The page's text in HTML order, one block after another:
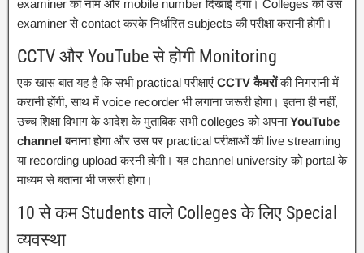
examiner का नाम और mobile number दिखाई देगा। Colleges को उस
examiner से contact करके निर्धारित subjects की परीक्षा करानी होगी।
CCTV और YouTube से होगी Monitoring
एक खास बात यह है कि सभी practical परीक्षाएं CCTV कैमरोंकी निगरानी में
करानी होंगी, साथ में voice recorder भी लगाना जरूरी होगा। इतना ही नहीं,
उच्च शिक्षा विभाग के आदेश के मुताबिक सभी colleges को अपनाYouTube
channel बनाना होगा और उस पर practical परीक्षाओं की live streaming
या recording upload करनी होगी। यह channel university को portal के
माध्यम से बताना भी जरूरी होगा।
10 से कम Students वाले Colleges के लिए Special
व्यवस्था